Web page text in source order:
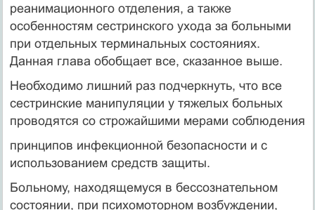
реанимационного отделения, а также
особенностям сестринского ухода за больными
при отдельных терминальных состояниях.
Данная глава обобщает все, сказанное выше.
Необходимо лишний раз подчеркнуть, что все
сестринские манипуляции у тяжелых больных
проводятся со строжайшими мерами соблюдения
принципов инфекционной безопасности и с
использованием средств защиты.
Больному, находящемуся в бессознательном
состоянии, при психомоторном возбуждении,